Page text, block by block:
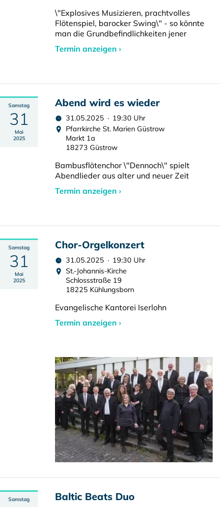
\"Explosives Musizieren, prachtvolles
Flötenspiel, barocker Swing\" - so könnte
man die Grundbefindlichkeiten jener
Termin anzeigen ›
Samstag
31
Mai
2025
Abend wird es wieder
31.05.2025 · 19:30 Uhr
Pfarrkirche St. Marien Güstrow
Markt 1a
18273 Güstrow
Bambusflötenchor \"Dennoch\" spielt
Abendlieder aus alter und neuer Zeit
Termin anzeigen ›
Samstag
31
Mai
2025
Chor-Orgelkonzert
31.05.2025 · 19:30 Uhr
St.-Johannis-Kirche
Schlossstraße 19
18225 Kühlungsborn
Evangelische Kantorei Iserlohn
Termin anzeigen ›
Samstag Baltic Beats Duo